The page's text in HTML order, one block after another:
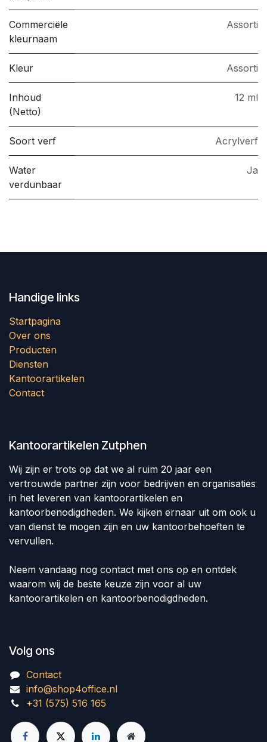
Commerciële
kleurnaam
Assorti
Kleur Assorti
Inhoud
(Netto)
12 ml
Soort verf Acrylverf
Water
verdunbaar
Ja
Handige links
Startpagina
Over ons
Producten
Diensten
Kantoorartikelen
Contact
Kantoorartikelen Zutphen
Wij zijn er trots op dat we al ruim 20 jaar een
vertrouwde partner zijn voor bedrijven en organisaties
in het leveren van kantoorartikelen en
kantoorbenodigdheden. We kijken ernaar uit om ook u
van dienst te mogen zijn en uw kantoorbehoeften te
vervullen.
Neem vandaag nog contact met ons op en ontdek
waarom wij de beste keuze zijn voor al uw
kantoorartikelen en kantoorbenodigdheden.
Volg ons
Contact
info@shop4office.nl
+31 (575) 516 165